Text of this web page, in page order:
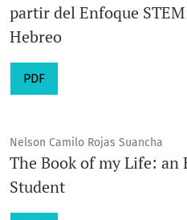
partir del Enfoque
Hebreo
PDF
Nelson Camilo Rojas Suancha
The Book of my Life:
Student